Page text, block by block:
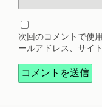
次回のコメントで使
ールアドレス、サイ